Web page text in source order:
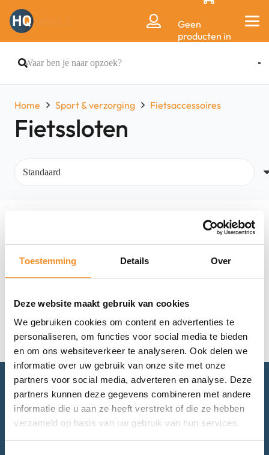
Toestemming Details Over
Deze website maakt gebruik van cookies
We gebruiken cookies om content en advertenties te
personaliseren, om functies voor social media te bieden
en om ons websiteverkeer te analyseren. Ook delen we
informatie over uw gebruik van onze site met onze
partners voor social media, adverteren en analyse. Deze
partners kunnen deze gegevens combineren met andere
informatie die u aan ze heeft verstrekt of die ze hebben
verzameld op basis van uw gebruik van hun services.
Geen
producten in
Home Sport & verzorging Fietsaccessoires
Fietssloten
Advies nodig? Bel of mail ons.
Voor retourneren of garantie: mail ons.